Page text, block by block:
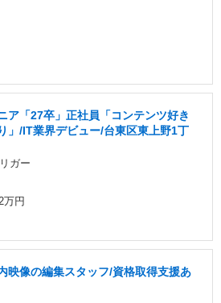
ア「27卒」正社員「コンテンツ好き
」/IT業界デビュー/台東区東上野1丁
ガー
万円
映像の編集スタッフ/資格取得支援あ